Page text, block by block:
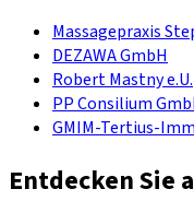
Massagepraxis
DEZAWA GmbH
Robert Mastny e.U.
PP Consilium
GMIM-Tertius-
Entdecken Sie